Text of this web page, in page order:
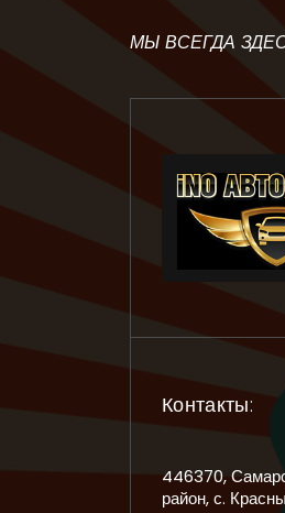
МЫ ВСЕГДА
Контакты:
446370,
район, с.